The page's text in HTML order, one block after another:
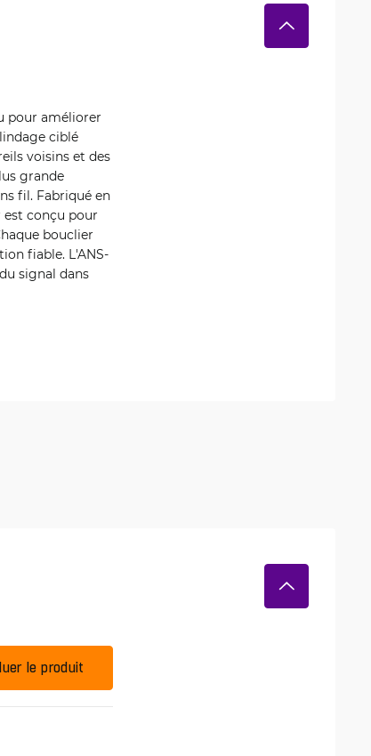
pour améliorer
ciblé
voisins et des
grande
fil. Fabriqué en
conçu pour
bouclier
fiable. L'ANS-
signal dans
le produit